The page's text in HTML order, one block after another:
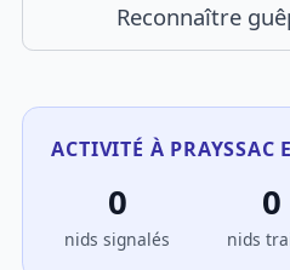
Reconnaître
ACTIVITÉ À PRAYSSAC
0
nids signalés
0
nids